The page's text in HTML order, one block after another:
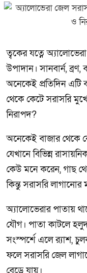
ত্বকের যত্নে
উপাদান। সানবার্ন,
অনেকেই প্রতিদিন এটি
থেকে কেটে সরাসরি
নিরাপদ?
অনেকেই বাজার থেকে
যেখানে বিভিন্ন
কেউ মনে করেন, গাছ
কিন্তু সরাসরি
অ্যালোভেরার পাতায়
যৌগ। পাতা কাটলে
সংস্পর্শে এলে র‍্যাশ,
ফলে সরাসরি জেল